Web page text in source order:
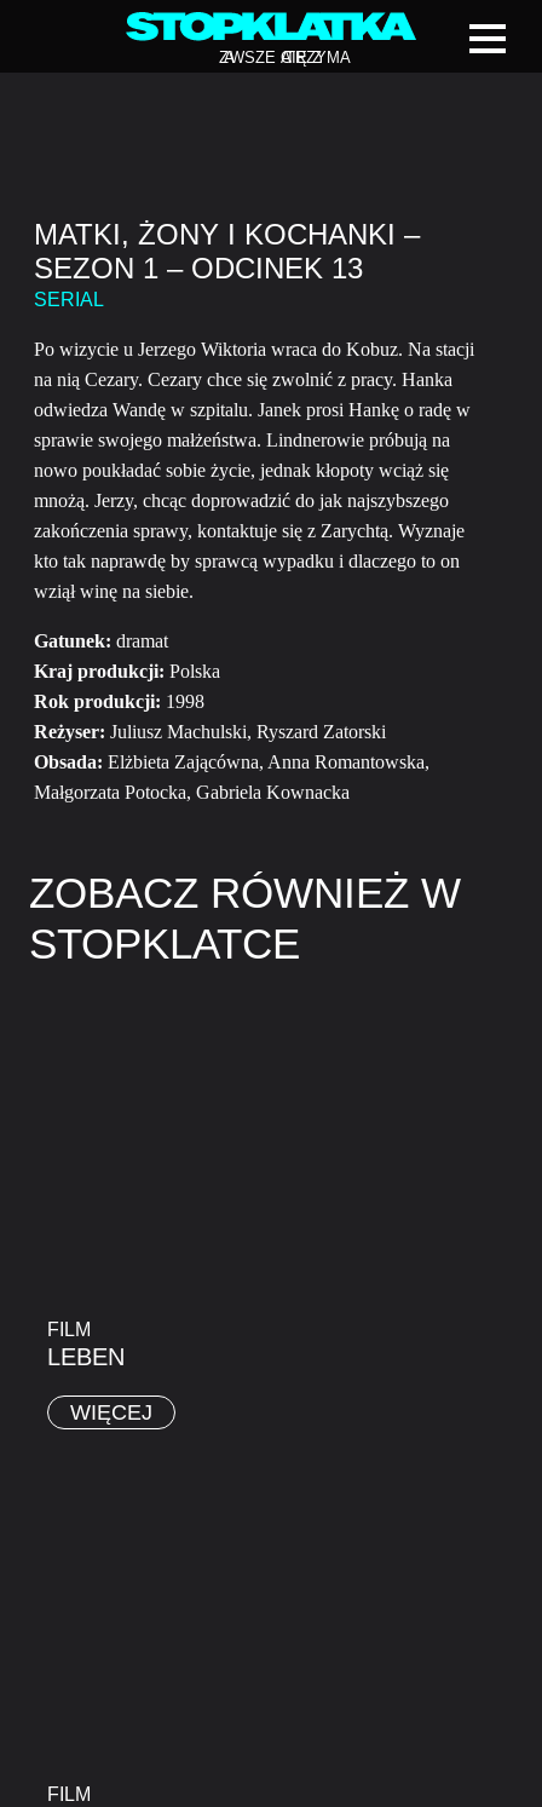
ZAWSZE CIĘ Z
ATRZYMA
MATKI, ŻONY I KOCHANKI –
SEZON 1 – ODCINEK 13
SERIAL
Po wizycie u Jerzego Wiktoria wraca do Kobuz. Na stacji
na nią Cezary. Cezary chce się zwolnić z pracy. Hanka
odwiedza Wandę w szpitalu. Janek prosi Hankę o radę w
sprawie swojego małżeństwa. Lindnerowie próbują na
nowo poukładać sobie życie, jednak kłopoty wciąż się
mnożą. Jerzy, chcąc doprowadzić do jak najszybszego
zakończenia sprawy, kontaktuje się z Zarychtą. Wyznaje
kto tak naprawdę by sprawcą wypadku i dlaczego to on
wziął winę na siebie.
Gatunek: dramat
Kraj produkcji: Polska
Rok produkcji: 1998
Reżyser: Juliusz Machulski, Ryszard Zatorski
Obsada: Elżbieta Zającówna, Anna Romantowska,
Małgorzata Potocka, Gabriela Kownacka
ZOBACZ RÓWNIEŻ W
STOPKLATCE
FILM
LEBEN
WIĘCEJ
FILM